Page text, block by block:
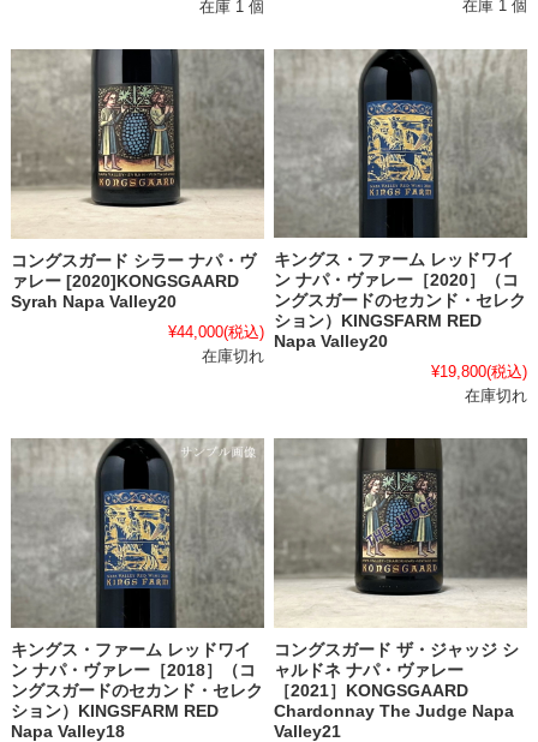
在庫 1 個 在庫 1 個
コングスガード シラー ナパ・ヴ
ァレー [2020]KONGSGAARD
Syrah Napa Valley20
¥44,000(税込)
在庫切れ
キングス・ファーム レッドワイ
ン ナパ・ヴァレー［2020］（コ
ングスガードのセカンド・セレク
ション）KINGSFARM RED
Napa Valley20
¥19,800(税込)
在庫切れ
キングス・ファーム レッドワイ
ン ナパ・ヴァレー［2018］（コ
ングスガードのセカンド・セレク
ション）KINGSFARM RED
Napa Valley18
コングスガード ザ・ジャッジ シ
ャルドネ ナパ・ヴァレー
［2021］KONGSGAARD
Chardonnay The Judge Napa
Valley21